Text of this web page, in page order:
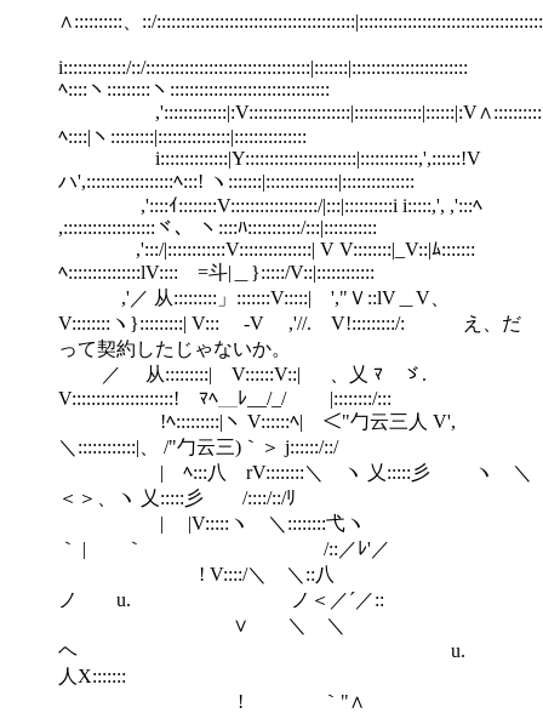
∧::::::::::、::/
i:::::::::::::/::/::::::::::::::::::::::::::::::::::|:::::::|::::::::::::::::::::::::
ﾍ::::ヽ:::::::::ヽ:::::::::::::::::::::::::::::::::
ﾍ::::|ヽ:::::::::|:::::::::::::::|:::::::::::::::
i::::::::::::::|Y:::::::::::::::::::::::|::::::::::::,',::::::!V
ハ',::::::::::::::::::ﾍ:::! ヽ:::::::|:::::::::::::::|:::::::::::::::
,'::::ｲ::::::::V::::::::::::::::::/|:::|::::::::::i i:::::,', ,':::ﾍ
,:::::::::::::::::::ヾ、 ヽ::::ﾊ:::::::::::/:::|:::::::::::
,':::/|::::::::::::V:::::::::::::::| V V::::::::|_V::|ﾑ:::::::
ﾍ:::::::::::::::lV::::ゝ=斗|＿}:::::/V::|::::::::::::
,'／ 从:::::::::」:::::::V:::::| ',"Ｖ::lV＿V、
V::::::::ヽ}:::::::::| V::: ゝ-V ,'//. V!:::::::::/: え、だ
って契約したじゃないか。
／ 从:::::::::| V::::::V::| 、乂 ﾏ ゞ.
V:::::::::::::::::::::! ﾏﾍ＿ﾚ__/_/ |::::::::/:::
!ﾍ:::::::::|ヽ V::::::ﾍ| ＜"勹云三人 V',
＼::::::::::::|、 /"勹云三)｀＞ j::::::/::/
| ﾍ:::八 rV::::::::＼ ヽ 乂:::::彡 ヽ ＼
＜＞、ヽ 乂:::::彡 /::::/::/ﾘ
| |V:::::ヽ ＼::::::::弋ヽ
｀ | ｀ /::／ﾚ'／
! V::::/＼ ＼::八
ノ u. ノ＜／´／::
∨ ＼ ＼
ヘ u.
人X:::::::
! ｀"∧